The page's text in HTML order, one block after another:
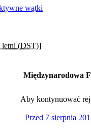
wątki
letni (DST)]
Międzynarodowa
Aby kontynuować
Przed 7 sierpnia